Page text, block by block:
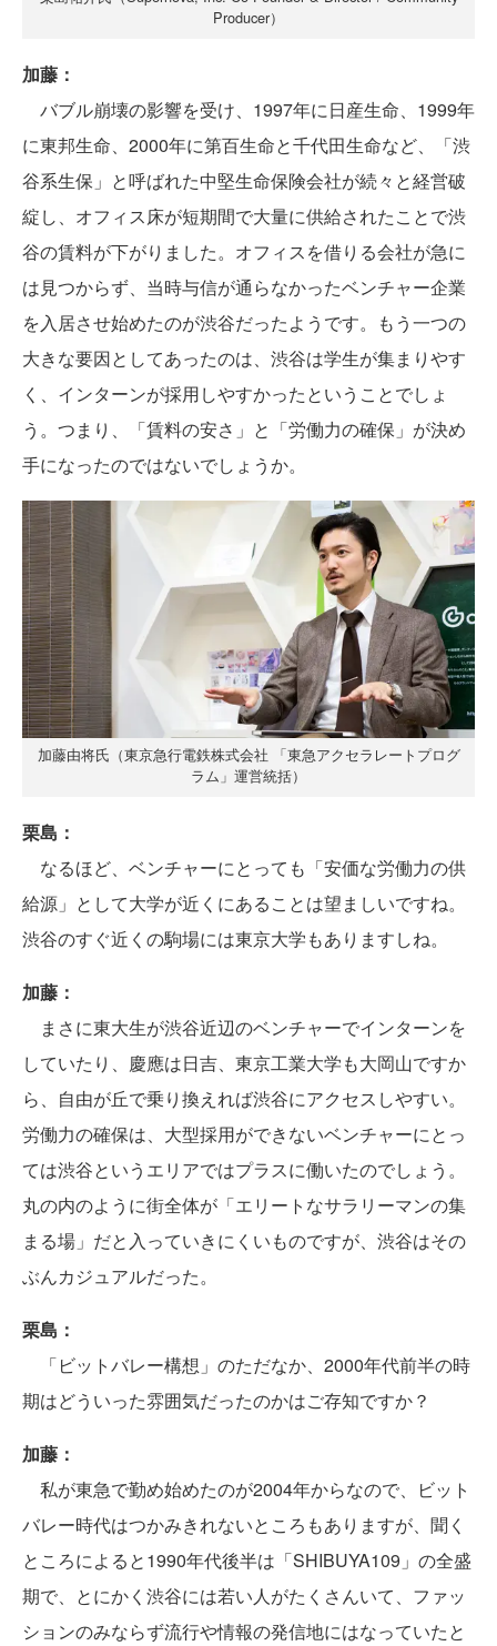
Producer）
加藤：
バブル崩壊の影響を受け、1997年に日産生命、1999年
に東邦生命、2000年に第百生命と千代田生命など、「渋
谷系生保」と呼ばれた中堅生命保険会社が続々と経営破
綻し、オフィス床が短期間で大量に供給されたことで渋
谷の賃料が下がりました。オフィスを借りる会社が急に
は見つからず、当時与信が通らなかったベンチャー企業
を入居させ始めたのが渋谷だったようです。もう一つの
大きな要因としてあったのは、渋谷は学生が集まりやす
く、インターンが採用しやすかったということでしょ
う。つまり、「賃料の安さ」と「労働力の確保」が決め
手になったのではないでしょうか。
加藤由将氏（東京急行電鉄株式会社 「東急アクセラレートプログ
ラム」運営統括）
栗島：
なるほど、ベンチャーにとっても「安価な労働力の供
給源」として大学が近くにあることは望ましいですね。
渋谷のすぐ近くの駒場には東京大学もありますしね。
加藤：
まさに東大生が渋谷近辺のベンチャーでインターンを
していたり、慶應は日吉、東京工業大学も大岡山ですか
ら、自由が丘で乗り換えれば渋谷にアクセスしやすい。
労働力の確保は、大型採用ができないベンチャーにとっ
ては渋谷というエリアではプラスに働いたのでしょう。
丸の内のように街全体が「エリートなサラリーマンの集
まる場」だと入っていきにくいものですが、渋谷はその
ぶんカジュアルだった。
栗島：
「ビットバレー構想」のただなか、2000年代前半の時
期はどういった雰囲気だったのかはご存知ですか？
加藤：
私が東急で勤め始めたのが2004年からなので、ビット
バレー時代はつかみきれないところもありますが、聞く
ところによると1990年代後半は「SHIBUYA109」の全盛
期で、とにかく渋谷には若い人がたくさんいて、ファッ
ションのみならず流行や情報の発信地にはなっていたと